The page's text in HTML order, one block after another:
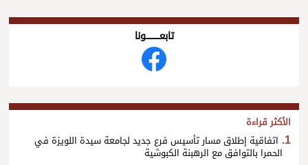
تابعــــــــــونا
الأكثر قراءة
اتفاقية إطلاق مسار تأسيس فرع جديد لجامعة سيدة اللويزة في
الحمرا بالتوافق مع الرهبنة الكبوشية